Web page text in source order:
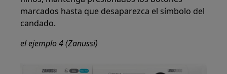
marcados hasta que desaparezca el símbolo del
candado.
el ejemplo 4 (Zanussi)